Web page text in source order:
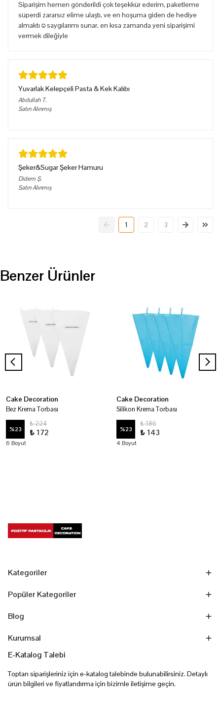
Siparişim hemen gönderildi çok teşekkür ederim, paketleme
süperdi zararsız elime ulaştı, ve en hoşuma giden de hediye
almaktı☺️saygılarımı sunar, en kısa zamanda yeni siparişimi
vermek dileğiyle
Yuvarlak Kelepçeli Pasta & Kek Kalıbı
Abdullah T.
Satın Alınmış
Şeker&Sugar Şeker Hamuru
Didem Ş.
Satın Alınmış
1 2 3
Benzer Ürünler
Cake Decoration
Bez Krema Torbası
%23
₺ 224
₺ 172
6 Boyut
Cake Decoration
Silikon Krema Torbası
%23
₺ 186
₺ 143
4 Boyut
Kategoriler
Popüler Kategoriler
Blog
Kurumsal
E-Katalog Talebi
Toptan siparişleriniz için e-katalog talebinde bulunabilirsiniz. Detaylı
ürün bilgileri ve fiyatlandırma için bizimle iletişime geçin.